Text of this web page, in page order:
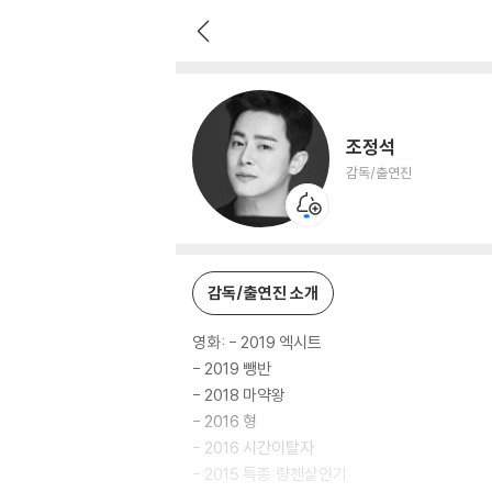
조정석
감독/출연진
감독/출연진 소개
영화: - 2019 엑시트
- 2019 뺑반
- 2018 마약왕
- 2016 형
- 2016 시간이탈자
- 2015 특종:량첸살인기